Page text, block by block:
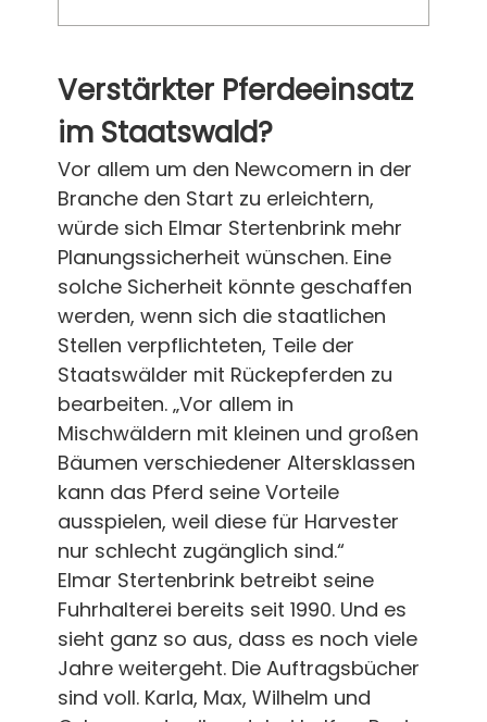
Verstärkter Pferdeeinsatz
im Staatswald?
Vor allem um den Newcomern in der
Branche den Start zu erleichtern,
würde sich Elmar Stertenbrink mehr
Planungssicherheit wünschen. Eine
solche Sicherheit könnte geschaffen
werden, wenn sich die staatlichen
Stellen verpflichteten, Teile der
Staatswälder mit Rückepferden zu
bearbeiten. „Vor allem in
Mischwäldern mit kleinen und großen
Bäumen verschiedener Altersklassen
kann das Pferd seine Vorteile
ausspielen, weil diese für Harvester
nur schlecht zugänglich sind.“
Elmar Stertenbrink betreibt seine
Fuhrhalterei bereits seit 1990. Und es
sieht ganz so aus, dass es noch viele
Jahre weitergeht. Die Auftragsbücher
sind voll. Karla, Max, Wilhelm und